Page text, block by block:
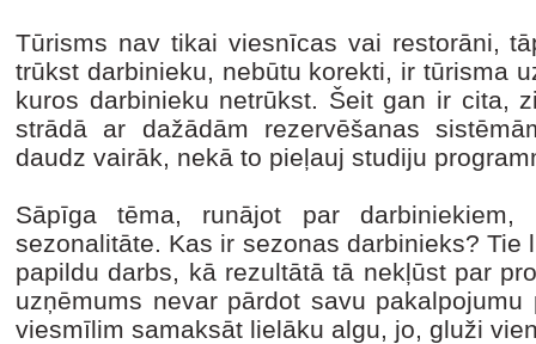
Tūrisms nav tikai viesnīcas vai restorāni,
trūkst darbinieku, nebūtu korekti, ir tūrisma
kuros darbinieku netrūkst. Šeit gan ir cita,
strādā ar dažādām rezervēšanas
daudz vairāk, nekā to pieļauj studiju
Sāpīga tēma, runājot par
sezonalitāte. Kas ir sezonas darbinieks?
papildu darbs, kā rezultātā tā nekļūst par
uzņēmums nevar pārdot savu
viesmīlim samaksāt lielāku algu, jo, gluži